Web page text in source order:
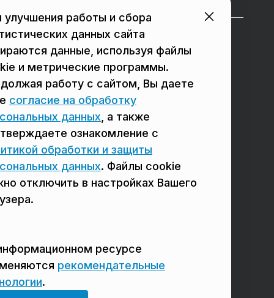
в Реутове в Балашихе
в Сергиевом Посаде в Люберцах
в Домодедово в Щёлково
улучшения работы и сбора
данных сайта
данные, используя файлы
и метрические программы.
работу с сайтом, Вы даете
согласие на обработку
данных , а также
ознакомление с
обработки и защиты
данных. Файлы cookie
отключить в настройках Вашего
ресурсе
рекомендательные
.